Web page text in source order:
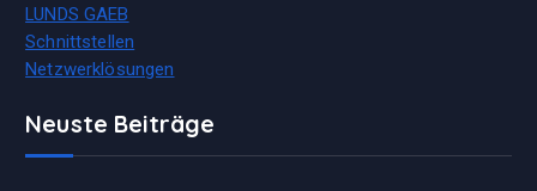
LUNDS GAEB
Schnittstellen
Netzwerklösungen
Neuste Beiträge